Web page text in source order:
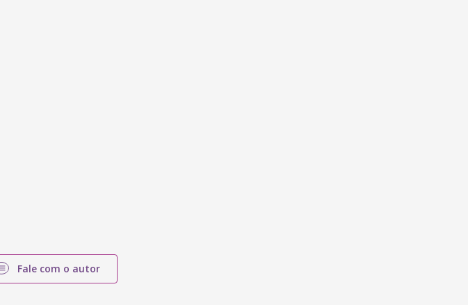
Fale com o autor